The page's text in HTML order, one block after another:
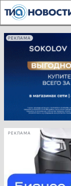
РЕКЛАМА
РЕКЛАМА